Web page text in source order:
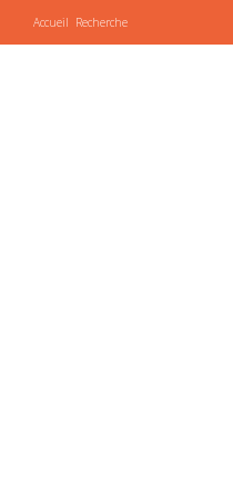
Accueil Recherche